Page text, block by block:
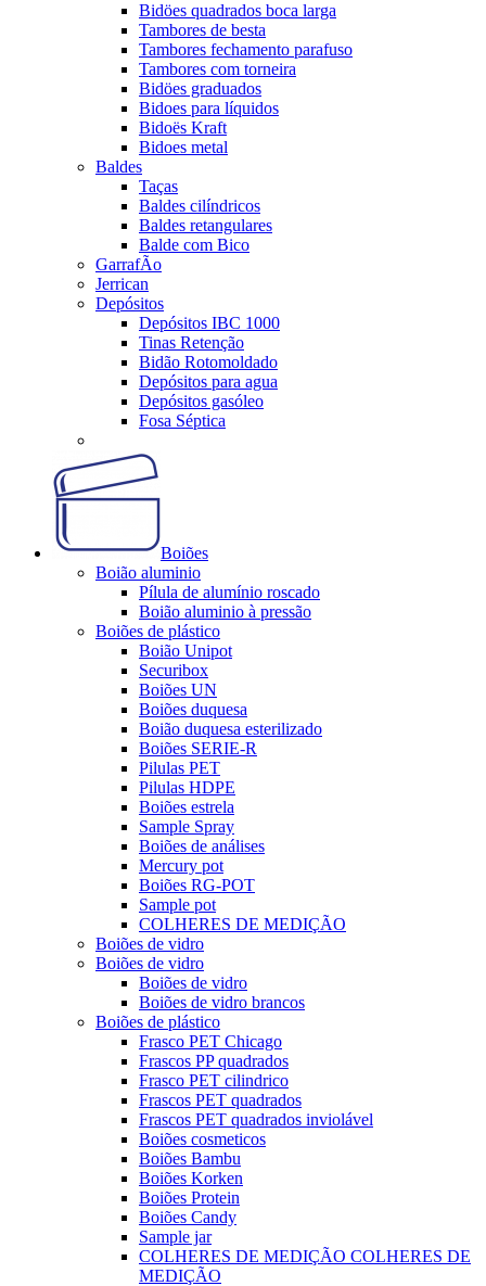
Bidöes quadrados boca larga
Tambores de besta
Tambores fechamento parafuso
Tambores com torneira
Bidöes graduados
Bidoes para líquidos
Bidoës Kraft
Bidoes metal
Baldes
Taças
Baldes cilíndricos
Baldes retangulares
Balde com Bico
GarrafÃo
Jerrican
Depósitos
Depósitos IBC 1000
Tinas Retenção
Bidão Rotomoldado
Depósitos para agua
Depósitos gasóleo
Fosa Séptica
Boiões
Boião aluminio
Pílula de alumínio roscado
Boião aluminio à pressão
Boiões de plástico
Boião Unipot
Securibox
Boiões UN
Boiões duquesa
Boião duquesa esterilizado
Boiões SERIE-R
Pilulas PET
Pilulas HDPE
Boiões estrela
Sample Spray
Boiões de análises
Mercury pot
Boiões RG-POT
Sample pot
COLHERES DE MEDIÇÃO
Boiões de vidro
Boiões de vidro
Boiões de vidro
Boiões de vidro brancos
Boiões de plástico
Frasco PET Chicago
Frascos PP quadrados
Frasco PET cilindrico
Frascos PET quadrados
Frascos PET quadrados inviolável
Boiões cosmeticos
Boiões Bambu
Boiões Korken
Boiões Protein
Boiões Candy
Sample jar
COLHERES DE MEDIÇÃO COLHERES DE
MEDIÇÃO